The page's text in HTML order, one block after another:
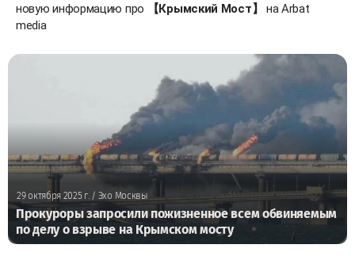
новую информацию про
【Крымский Мост】
на Arbat
media
29 октября 2025 г./ Эхо Москвы
Прокуроры запросили пожизненное всем обвиняемым
по делу о взрыве на Крымском мосту